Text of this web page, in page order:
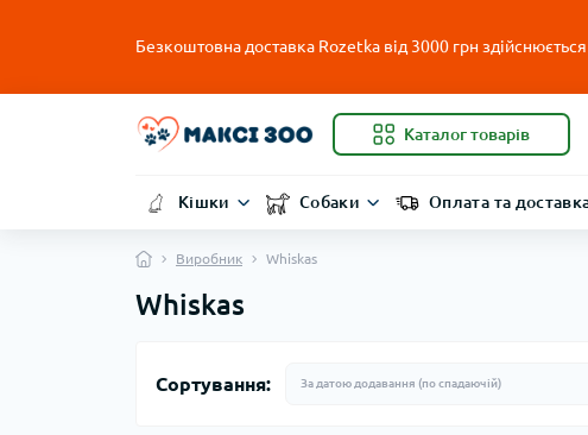
Безкоштовна доставка Rozetka від 3000 грн
Каталог товарів
Кішки Собаки Оплата та
Виробник Whiskas
Whiskas
Сортування: